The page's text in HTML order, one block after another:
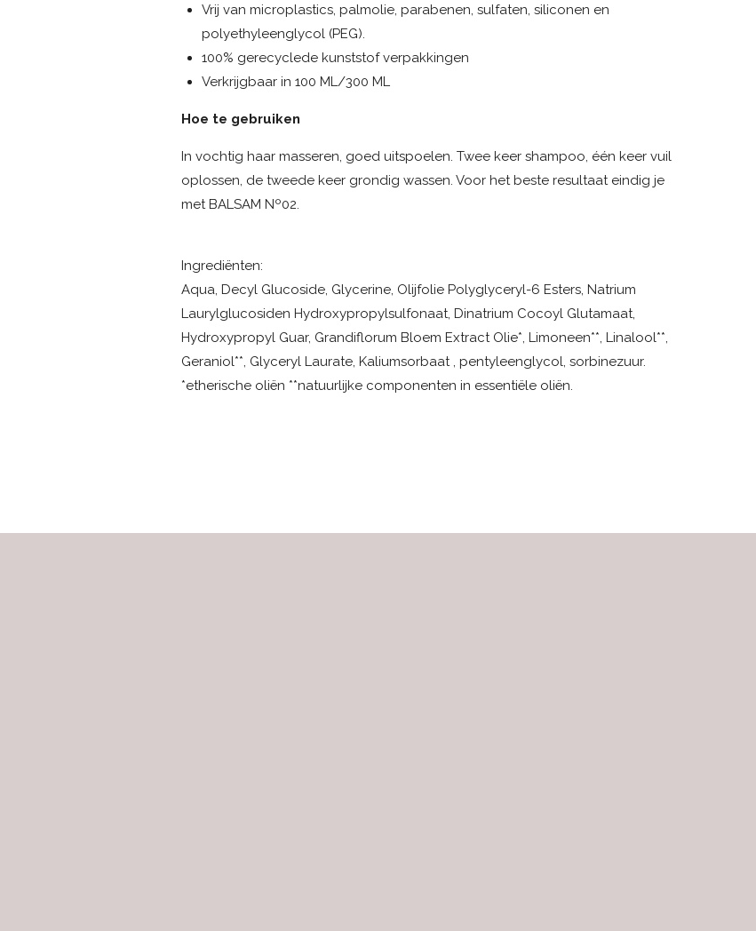
Vrij van microplastics, palmolie, parabenen, sulfaten, siliconen en
polyethyleenglycol (PEG).
100% gerecyclede kunststof verpakkingen
Verkrijgbaar in 100 ML/300 ML
Hoe te gebruiken
In vochtig haar masseren, goed uitspoelen. Twee keer shampoo, één keer vuil
oplossen, de tweede keer grondig wassen. Voor het beste resultaat eindig je
met BALSAM Nº02.
Ingrediënten:
Aqua, Decyl Glucoside, Glycerine, Olijfolie Polyglyceryl-6 Esters, Natrium
Laurylglucosiden Hydroxypropylsulfonaat, Dinatrium Cocoyl Glutamaat,
Hydroxypropyl Guar, Grandiflorum Bloem Extract Olie*, Limoneen**, Linalool**,
Geraniol**, Glyceryl Laurate, Kaliumsorbaat , pentyleenglycol, sorbinezuur.
*etherische oliën **natuurlijke componenten in essentiële oliën.